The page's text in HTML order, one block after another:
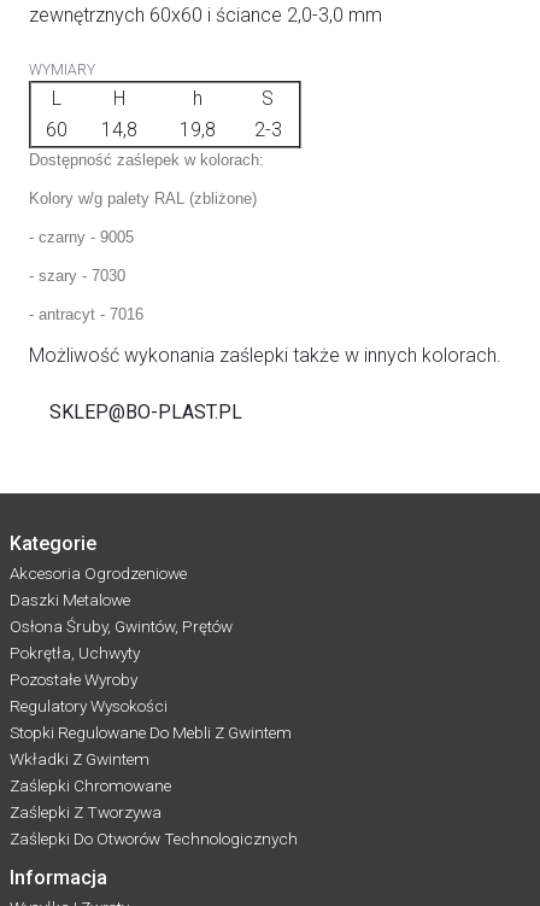
zewnętrznych 60x60 i ściance 2,0-3,0 mm
WYMIARY
L H h
S
60
14,8 19,8 2-3
Dostępność zaślepek w kolorach:
Kolory w/g palety RAL (zbliżone)
- czarny - 9005
- szary - 7030
- antracyt - 7016
Możliwość wykonania zaślepki także w innych kolorach.
SKLEP@BO-PLAST.PL
Kategorie
Akcesoria Ogrodzeniowe
Daszki Metalowe
Osłona Śruby, Gwintów, Prętów
Pokrętła, Uchwyty
Pozostałe Wyroby
Regulatory Wysokości
Stopki Regulowane Do Mebli Z Gwintem
Wkładki Z Gwintem
Zaślepki Chromowane
Zaślepki Z Tworzywa
Zaślepki Do Otworów Technologicznych
Informacja